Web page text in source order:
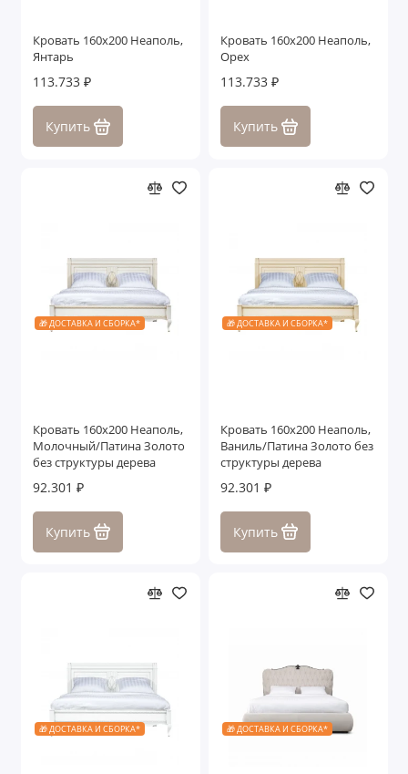
Кровать 160x200 Неаполь,
Янтарь
113.733 ₽
Купить
Кровать 160x200 Неаполь,
Орех
113.733 ₽
Купить
🎁 ДОСТАВКА И СБОРКА*
Кровать 160x200 Неаполь,
Молочный/Патина Золото
без структуры дерева
92.301 ₽
Купить
🎁 ДОСТАВКА И СБОРКА*
Кровать 160x200 Неаполь,
Ваниль/Патина Золото без
структуры дерева
92.301 ₽
Купить
🎁 ДОСТАВКА И СБОРКА* 🎁 ДОСТАВКА И СБОРКА*